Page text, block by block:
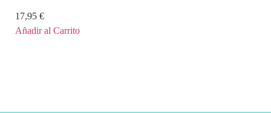
17,95 €
Añadir al Carrito